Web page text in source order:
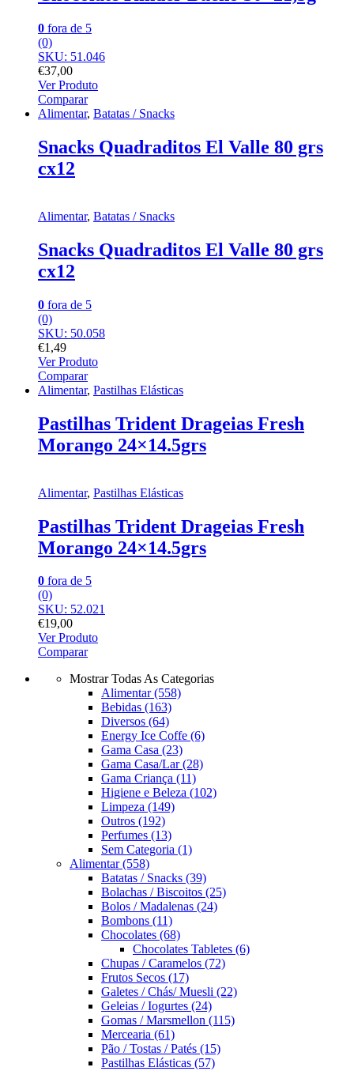
0 fora de 5
(0)
SKU: 51.046
€37,00
Ver Produto
Comparar
Alimentar, Batatas / Snacks
Snacks Quadraditos El Valle 80 grs
cx12
Alimentar, Batatas / Snacks
Snacks Quadraditos El Valle 80 grs
cx12
0 fora de 5
(0)
SKU: 50.058
€1,49
Ver Produto
Comparar
Alimentar, Pastilhas Elásticas
Pastilhas Trident Drageias Fresh
Morango 24×14.5grs
Alimentar, Pastilhas Elásticas
Pastilhas Trident Drageias Fresh
Morango 24×14.5grs
0 fora de 5
(0)
SKU: 52.021
€19,00
Ver Produto
Comparar
Mostrar Todas As Categorias
Alimentar(558)
Bebidas (163)
Diversos (64)
Energy Ice Coffe (6)
Gama Casa (23)
Gama Casa/Lar(28)
Gama Criança (11)
Higiene e Beleza (102)
Limpeza (149)
Outros (192)
Perfumes (13)
Sem Categoria (1)
Alimentar(558)
Batatas / Snacks (39)
Bolachas / Biscoitos (25)
Bolos / Madalenas (24)
Bombons (11)
Chocolates (68)
Chocolates Tabletes (6)
Chupas / Caramelos (72)
Frutos Secos (17)
Galetes / Chás/ Muesli (22)
Geleias / Iogurtes (24)
Gomas / Marsmellon (115)
Mercearia (61)
Pão / Tostas / Patés (15)
Pastilhas Elásticas (57)